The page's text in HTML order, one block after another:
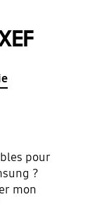
pour
?
mon